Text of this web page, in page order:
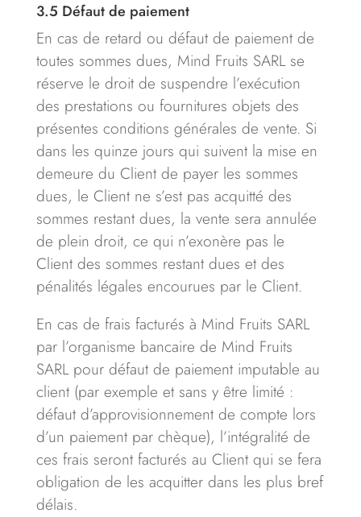
3.5 Défaut de paiement
En cas de retard ou défaut de paiement de
toutes sommes dues, Mind Fruits SARL se
réserve le droit de suspendre l’exécution
des prestations ou fournitures objets des
présentes conditions générales de vente. Si
dans les quinze jours qui suivent la mise en
demeure du Client de payer les sommes
dues, le Client ne s’est pas acquitté des
sommes restant dues, la vente sera annulée
de plein droit, ce qui n’exonère pas le
Client des sommes restant dues et des
pénalités légales encourues par le Client.
En cas de frais facturés à Mind Fruits SARL
par l’organisme bancaire de Mind Fruits
SARL pour défaut de paiement imputable au
client (par exemple et sans y être limité :
défaut d’approvisionnement de compte lors
d’un paiement par chèque), l’intégralité de
ces frais seront facturés au Client qui se fera
obligation de les acquitter dans les plus bref
délais.